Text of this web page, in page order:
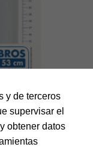
y de terceros
supervisar el
obtener datos